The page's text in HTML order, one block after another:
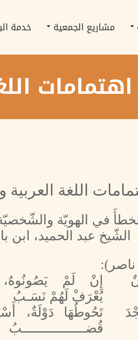
مشاريع الجمعية خدمة
اهتمامات
اللغة العربية
في الهويّة
الشّيخ عبد الحميد، ابن
ناصر):
إِنْ لَمْ
يُعْرَفْ لَهُمْ نَسَـبُ
تَحُوطُهَا دَوْلَةٌ،
قُضــــــــــــــــبُ